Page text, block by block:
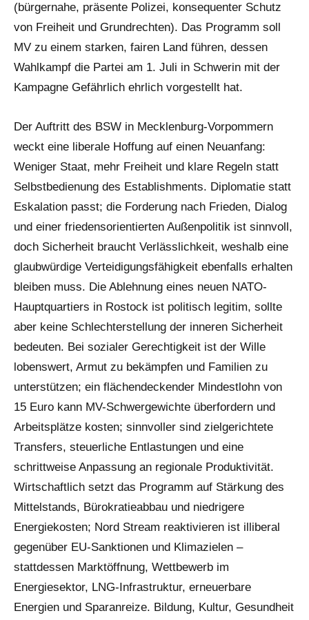
(bürgernahe, präsente Polizei, konsequenter Schutz
von Freiheit und Grundrechten). Das Programm soll
MV zu einem starken, fairen Land führen, dessen
Wahlkampf die Partei am 1. Juli in Schwerin mit der
Kampagne Gefährlich ehrlich vorgestellt hat.
Der Auftritt des BSW in Mecklenburg-Vorpommern
weckt eine liberale Hoffung auf einen Neuanfang:
Weniger Staat, mehr Freiheit und klare Regeln statt
Selbstbedienung des Establishments. Diplomatie statt
Eskalation passt; die Forderung nach Frieden, Dialog
und einer friedensorientierten Außenpolitik ist sinnvoll,
doch Sicherheit braucht Verlässlichkeit, weshalb eine
glaubwürdige Verteidigungsfähigkeit ebenfalls erhalten
bleiben muss. Die Ablehnung eines neuen NATO-
Hauptquartiers in Rostock ist politisch legitim, sollte
aber keine Schlechterstellung der inneren Sicherheit
bedeuten. Bei sozialer Gerechtigkeit ist der Wille
lobenswert, Armut zu bekämpfen und Familien zu
unterstützen; ein flächendeckender Mindestlohn von
15 Euro kann MV-Schwergewichte überfordern und
Arbeitsplätze kosten; sinnvoller sind zielgerichtete
Transfers, steuerliche Entlastungen und eine
schrittweise Anpassung an regionale Produktivität.
Wirtschaftlich setzt das Programm auf Stärkung des
Mittelstands, Bürokratieabbau und niedrigere
Energiekosten; Nord Stream reaktivieren ist illiberal
gegenüber EU-Sanktionen und Klima­zielen –
stattdessen Marktöffnung, Wettbewerb im
Energiesektor, LNG-Infrastruktur, erneuerbare
Energien und Sparanreize. Bildung, Kultur, Gesundheit